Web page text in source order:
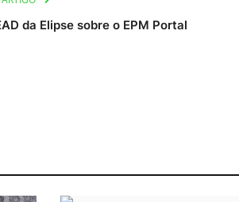
da Elipse sobre o EPM Portal